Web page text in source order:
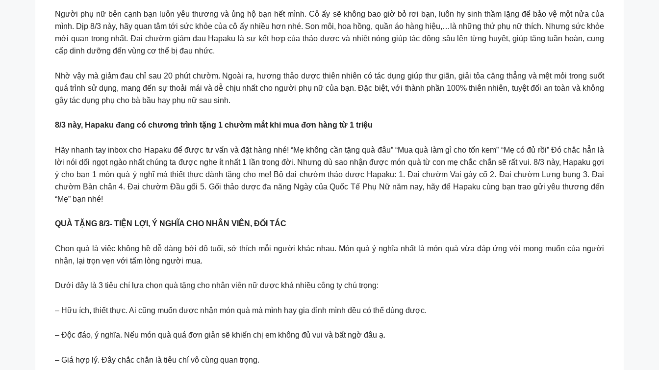
Người phụ nữ bên cạnh bạn luôn yêu thương và ủng hộ bạn hết mình. Cô ấy sẽ không bao giờ bỏ rơi bạn, luôn hy sinh thầm lặng để bảo vệ một nửa của
mình. Dịp 8/3 này, hãy quan tâm tới sức khỏe của cô ấy nhiều hơn nhé. Son môi, hoa hồng, quần áo hàng hiệu,…là những thứ phụ nữ thích. Nhưng sức khỏe
mới quan trọng nhất. Đai chườm giảm đau Hapaku là sự kết hợp của thảo dược và nhiệt nóng giúp tác động sâu lên từng huyệt, giúp tăng tuần hoàn, cung
cấp dinh dưỡng đến vùng cơ thể bị đau nhức.
Nhờ vậy mà giảm đau chỉ sau 20 phút chườm. Ngoài ra, hương thảo dược thiên nhiên có tác dụng giúp thư giãn, giải tỏa căng thẳng và mệt mỏi trong suốt
quá trình sử dụng, mang đến sự thoải mái và dễ chịu nhất cho người phụ nữ của bạn. Đặc biệt, với thành phần 100% thiên nhiên, tuyệt đối an toàn và không
gây tác dụng phụ cho bà bầu hay phụ nữ sau sinh.
8/3 này, Hapaku đang có chương trình tặng 1 chườm mắt khi mua đơn hàng từ 1 triệu
Hãy nhanh tay inbox cho Hapaku để được tư vấn và đặt hàng nhé! “Mẹ không cần tặng quà đâu” “Mua quà làm gì cho tốn kem” “Mẹ có đủ rồi” Đó chắc hẳn là
lời nói dối ngọt ngào nhất chúng ta được nghe ít nhất 1 lần trong đời. Nhưng dù sao nhận được món quà từ con mẹ chắc chắn sẽ rất vui. 8/3 này, Hapaku gợi
ý cho bạn 1 món quà ý nghĩ mà thiết thực dành tặng cho mẹ! Bộ đai chườm thảo dược Hapaku: 1. Đai chườm Vai gáy cổ 2. Đai chườm Lưng bụng 3. Đai
chườm Bàn chân 4. Đai chườm Đầu gối 5. Gối thảo dược đa năng Ngày của Quốc Tế Phụ Nữ năm nay, hãy để Hapaku cùng bạn trao gửi yêu thương đến
“Mẹ” bạn nhé!
QUÀ TẶNG 8/3- TIỆN LỢI, Ý NGHĨA CHO NHÂN VIÊN, ĐỐI TÁC
Chọn quà là việc không hề dễ dàng bởi độ tuổi, sở thích mỗi người khác nhau. Món quà ý nghĩa nhất là món quà vừa đáp ứng với mong muốn của người
nhận, lại trọn vẹn với tấm lòng người mua.
Dưới đây là 3 tiêu chí lựa chọn quà tặng cho nhân viên nữ được khá nhiều công ty chú trọng:
– Hữu ích, thiết thực. Ai cũng muốn được nhận món quà mà mình hay gia đình mình đều có thể dùng được.
– Độc đáo, ý nghĩa. Nếu món quà quá đơn giản sẽ khiến chị em không đủ vui và bất ngờ đâu ạ.
– Giá hợp lý. Đây chắc chắn là tiêu chí vô cùng quan trọng.